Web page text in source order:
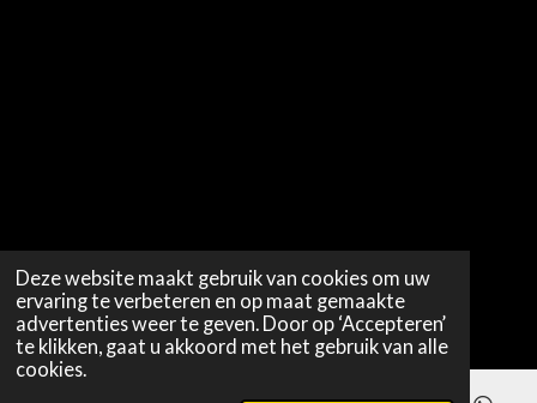
Deze website maakt gebruik van cookies om uw
ervaring te verbeteren en op maat gemaakte
advertenties weer te geven. Door op ‘Accepteren’
te klikken, gaat u akkoord met het gebruik van alle
cookies.